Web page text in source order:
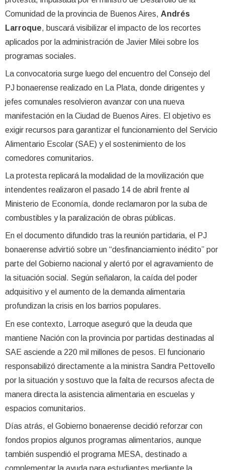
Comunidad de la provincia de Buenos Aires, Andrés
Larroque, buscará visibilizar el impacto de los recortes
aplicados por la administración de Javier Milei sobre los
programas sociales.
La convocatoria surge luego del encuentro del Consejo del
PJ bonaerense realizado en La Plata, donde dirigentes y
jefes comunales resolvieron avanzar con una nueva
manifestación en la Ciudad de Buenos Aires. El objetivo es
exigir recursos para garantizar el funcionamiento del Servicio
Alimentario Escolar (SAE) y el sostenimiento de los
comedores comunitarios.
La protesta replicará la modalidad de la movilización que
intendentes realizaron el pasado 14 de abril frente al
Ministerio de Economía, donde reclamaron por la suba de
combustibles y la paralización de obras públicas.
En el documento difundido tras la reunión partidaria, el PJ
bonaerense advirtió sobre un “desfinanciamiento inédito” por
parte del Gobierno nacional y alertó por el agravamiento de
la situación social. Según señalaron, la caída del poder
adquisitivo y el aumento de la demanda alimentaria
profundizan la crisis en los barrios populares.
En ese contexto, Larroque aseguró que la deuda que
mantiene Nación con la provincia por partidas destinadas al
SAE asciende a 220 mil millones de pesos. El funcionario
responsabilizó directamente a la ministra Sandra Pettovello
por la situación y sostuvo que la falta de recursos afecta de
manera directa la asistencia alimentaria en escuelas y
espacios comunitarios.
Días atrás, el Gobierno bonaerense decidió reforzar con
fondos propios algunos programas alimentarios, aunque
también suspendió el programa MESA, destinado a
complementar la ayuda para estudiantes mediante la